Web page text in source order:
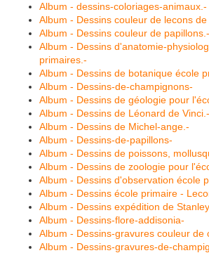
Album - dessins-coloriages-animaux.-
Album - Dessins couleur de lecons
Album - Dessins couleur de papillons.-
Album - Dessins d'anatomie-
primaires.-
Album - Dessins de botanique école
Album - Dessins-de-champignons-
Album - Dessins de géologie pour
Album - Dessins de Léonard de Vinci.-
Album - Dessins de Michel-ange.-
Album - Dessins-de-papillons-
Album - Dessins de poissons,
Album - Dessins de zoologie pour
Album - Dessins d'observation école
Album - Dessins école primaire -
Album - Dessins expédition de
Album - Dessins-flore-addisonia-
Album - Dessins-gravures couleur de
Album - Dessins-gravures-de-